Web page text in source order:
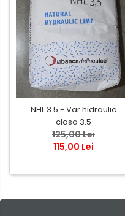
NHL 3.5 - Var hidraulic
clasa 3.5
125,00 Lei
115,00 Lei